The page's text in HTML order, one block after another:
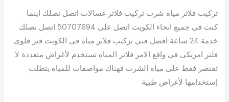
تركيب فلاتر مياه شرب تركيب فلاتر غسالات اتصل نصلك اينما
كنت فى جميع انحاء الكويت اتصل على 50707694 اتصل نصلك
خدمة 24 ساعة افضل فنى تركيب فلاتر مياه فى الكويت فتر قلوى
فلتر امريكى في واقع الامر فلاتر المياه تستخدم لأغراض متعددة لا
تقتصر فقط على مياه الشرب فهناك مواصفات للمياه يتطلب
إستخدامها لأغراض طبية